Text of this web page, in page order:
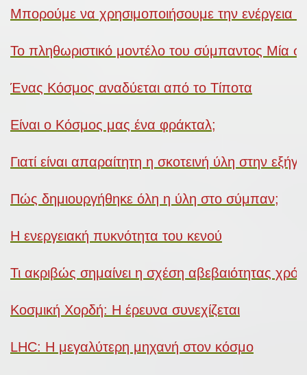
Μπορούμε να χρησιμοποιήσουμε την ενέργεια
Το πληθωριστικό μοντέλο του σύμπαντος Μία
Ένας Κόσμος αναδύεται από το Τίποτα
Είναι ο Κόσμος μας ένα φράκταλ;
Γιατί είναι απαραίτητη η σκοτεινή ύλη στην
Πώς δημιουργήθηκε όλη η ύλη στο σύμπαν;
Η ενεργειακή πυκνότητα του κενού
Τι ακριβώς σημαίνει η σχέση αβεβαιότητας
Κοσμική Χορδή: Η έρευνα συνεχίζεται
LHC: Η μεγαλύτερη μηχανή στον κόσμο